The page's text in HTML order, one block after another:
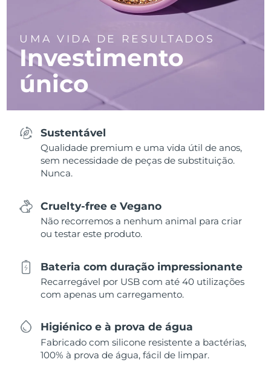
UMA VIDA DE RESULTADOS
Investimento
único
Sustentável
Qualidade premium e uma vida útil de anos,
sem necessidade de peças de substituição.
Nunca.
Cruelty-free e Vegano
Não recorremos a nenhum animal para criar
ou testar este produto.
Bateria com duração impressionante
Recarregável por USB com até 40 utilizações
com apenas um carregamento.
Higiénico e à prova de água
Fabricado com silicone resistente a bactérias,
100% à prova de água, fácil de limpar.